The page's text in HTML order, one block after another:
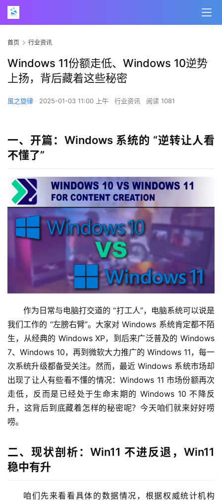
首页 行业资讯
Windows 11份额走低、Windows 10逆势
上扬，背后藏着这些秘密
風之旋律 2025-01-03 11:00 上午 行业资讯 阅读 1081
一、开篇：Windows 系统的 “逆转让人看
不懂了”
作为日常与电脑打交道的 “打工人”，电脑系统可以说是
我们工作的 “左膀右臂”。大家对 Windows 系统肯定都不陌
生，从经典的 Windows XP，到后来广泛普及的 Windows
7、Windows 10，再到微软大力推广的 Windows 11，每一
次系统升级都备受关注。然而，最近 Windows 系统市场却
出现了让人有些看不懂的情况：Windows 11 市场份额再次
走低，反而是已经处于生命末期的 Windows 10 不降反
升，这背后到底藏着怎样的秘密呢？今天咱们就来好好唠
唠。
二、现状剖析：Win11 不进反退，Win11
稳中有升
咱们先来看看具体的数据情况，根据权威统计机构